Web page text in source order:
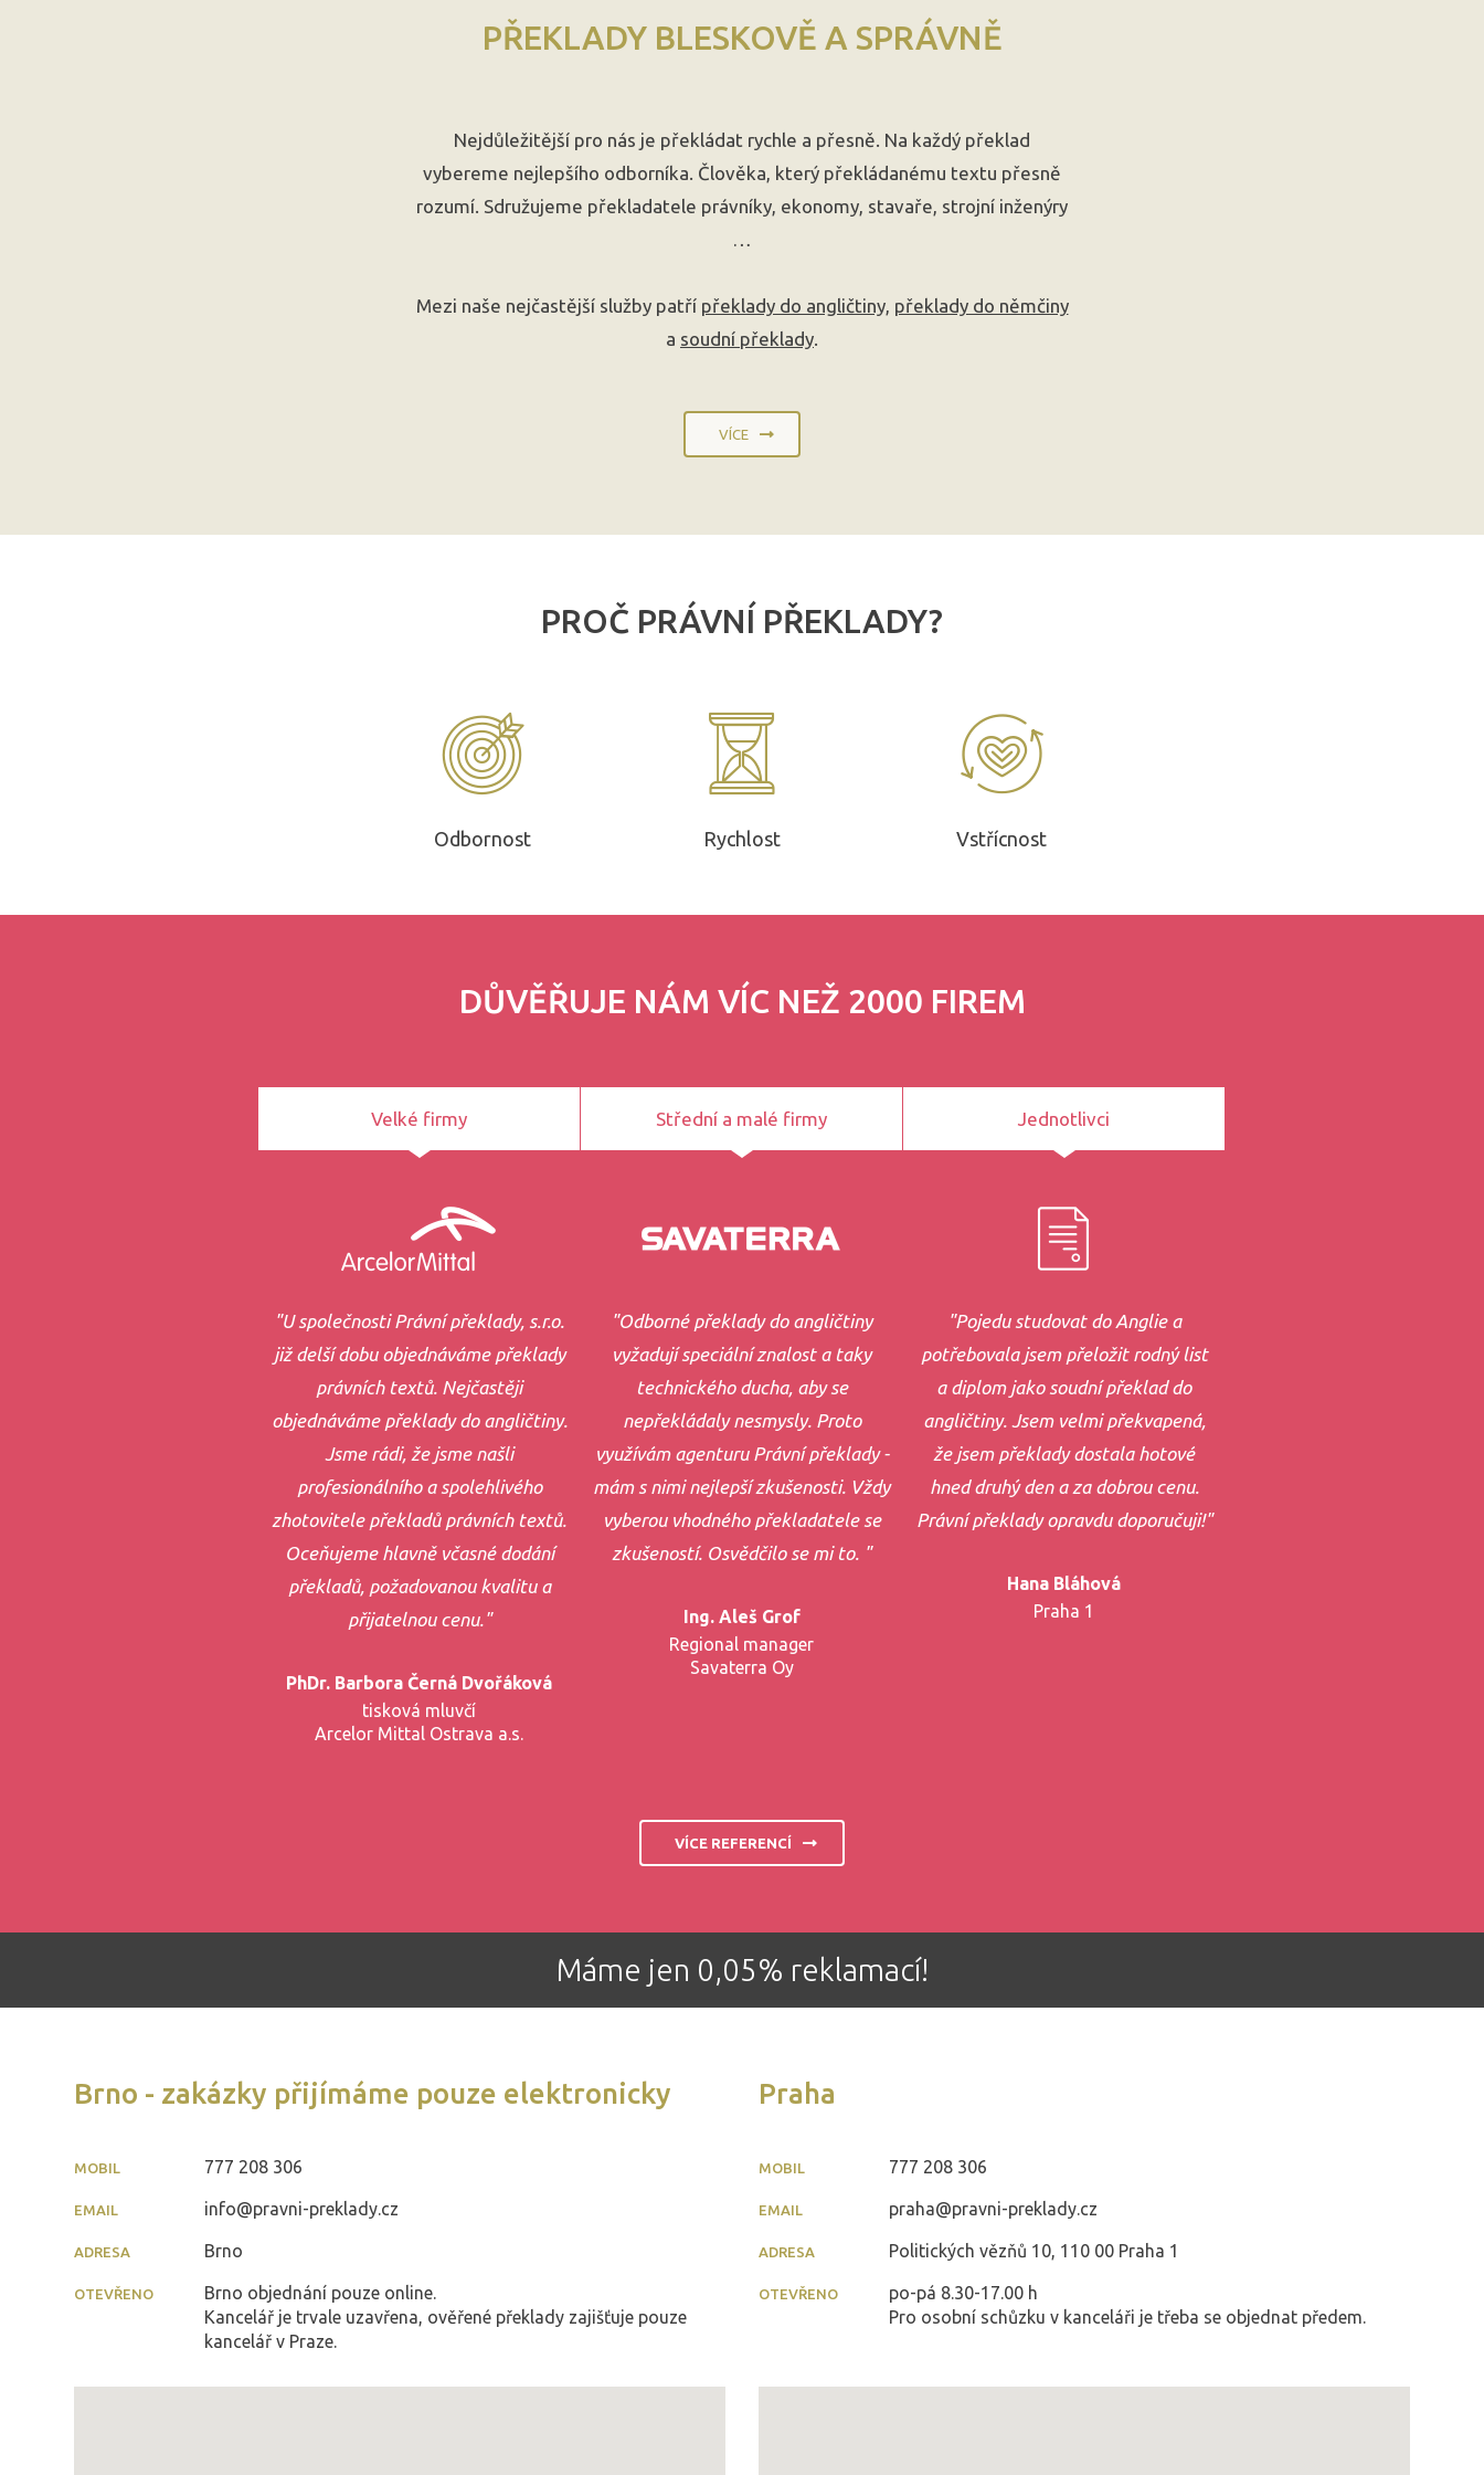
PŘEKLADY BLESKOVĚ A SPRÁVNĚ
Nejdůležitější pro nás je překládat rychle a přesně. Na každý překlad
vybereme nejlepšího odborníka. Člověka, který překládanému textu přesně
rozumí. Sdružujeme překladatele právníky, ekonomy, stavaře, strojní inženýry
…
Mezi naše nejčastější služby patří překlady do angličtiny, překlady do němčiny
a soudní překlady.
VÍCE
PROČ PRÁVNÍ PŘEKLADY?
Odbornost Rychlost Vstřícnost
DŮVĚŘUJE NÁM VÍC NEŽ 2000 FIREM
Velké firmy
"U společnosti Právní překlady, s.r.o.
již delší dobu objednáváme překlady
právních textů. Nejčastěji
objednáváme překlady do angličtiny.
Jsme rádi, že jsme našli
profesionálního a spolehlivého
zhotovitele překladů právních textů.
Oceňujeme hlavně včasné dodání
překladů, požadovanou kvalitu a
přijatelnou cenu."
PhDr. Barbora Černá Dvořáková
tisková mluvčí
Arcelor Mittal Ostrava a.s.
Střední a malé firmy
"Odborné překlady do angličtiny
vyžadují speciální znalost a taky
technického ducha, aby se
nepřekládaly nesmysly. Proto
využívám agenturu Právní překlady -
mám s nimi nejlepší zkušenosti. Vždy
vyberou vhodného překladatele se
zkušeností. Osvědčilo se mi to. "
Ing. Aleš Grof
Regional manager
Savaterra Oy
Jednotlivci
"Pojedu studovat do Anglie a
potřebovala jsem přeložit rodný list
a diplom jako soudní překlad do
angličtiny. Jsem velmi překvapená,
že jsem překlady dostala hotové
hned druhý den a za dobrou cenu.
Právní překlady opravdu doporučuji!"
Hana Bláhová
Praha 1
VÍCE REFERENCÍ
Máme jen 0,05% reklamací!
Brno - zakázky přijímáme pouze elektronicky
MOBIL 777 208 306
EMAIL info@pravni-preklady.cz
ADRESA Brno
OTEVŘENO
Brno objednání pouze online.
Kancelář je trvale uzavřena, ověřené překlady zajišťuje pouze
kancelář v Praze.
Praha
MOBIL 777 208 306
EMAIL praha@pravni-preklady.cz
ADRESA Politických vězňů 10, 110 00 Praha 1
OTEVŘENO
po-pá 8.30-17.00 h
Pro osobní schůzku v kanceláři je třeba se objednat předem.